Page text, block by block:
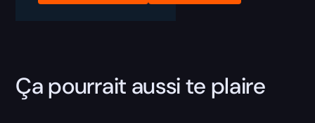
Ça pourrait aussi te plaire